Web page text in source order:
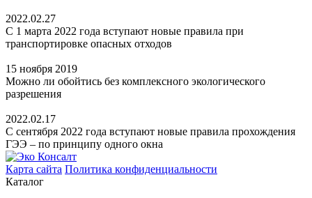
2022.02.27
С 1 марта 2022 года вступают новые правила при
транспортировке опасных отходов
15 ноября 2019
Можно ли обойтись без комплексного экологического
разрешения
2022.02.17
С сентября 2022 года вступают новые правила прохождения
ГЭЭ – по принципу одного окна
Карта сайта Политика конфиденциальности
Каталог